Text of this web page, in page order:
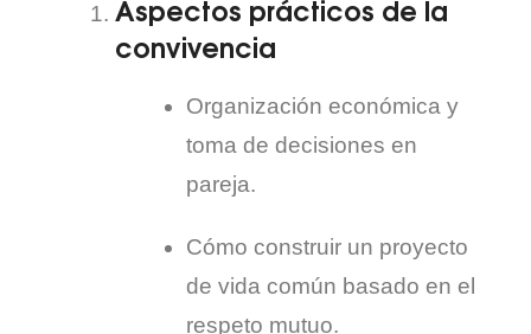
Aspectos prácticos de la
convivencia
Organización económica y
toma de decisiones en
pareja.
Cómo construir un proyecto
de vida común basado en el
respeto mutuo.